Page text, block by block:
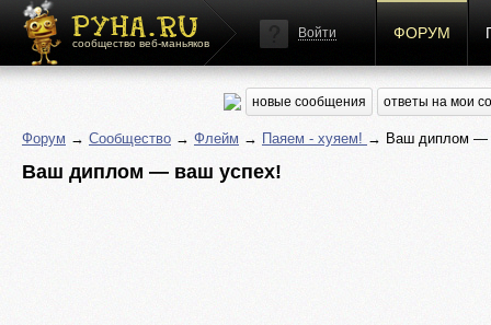
сообщество веб-маньяков
Войти ФОРУМ
новые сообщения ответы на мои
Форум → Сообщество → Флейм → Паяем - хуяем! → Ваш диплом —
Ваш диплом — ваш успех!